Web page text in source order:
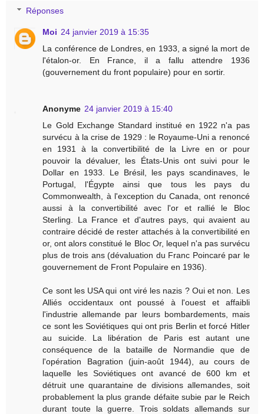
Réponses
Moi 24 janvier 2019 à 15:35
La conférence de Londres, en 1933, a signé la mort de
l'étalon-or. En France, il a fallu attendre 1936
(gouvernement du front populaire) pour en sortir.
Anonyme 24 janvier 2019 à 15:40
Le Gold Exchange Standard institué en 1922 n'a pas
survécu à la crise de 1929 : le Royaume-Uni a renoncé
en 1931 à la convertibilité de la Livre en or pour
pouvoir la dévaluer, les États-Unis ont suivi pour le
Dollar en 1933. Le Brésil, les pays scandinaves, le
Portugal, l'Égypte ainsi que tous les pays du
Commonwealth, à l'exception du Canada, ont renoncé
aussi à la convertibilité avec l'or et rallié le Bloc
Sterling. La France et d'autres pays, qui avaient au
contraire décidé de rester attachés à la convertibilité en
or, ont alors constitué le Bloc Or, lequel n'a pas survécu
plus de trois ans (dévaluation du Franc Poincaré par le
gouvernement de Front Populaire en 1936).
Ce sont les USA qui ont viré les nazis ? Oui et non. Les
Alliés occidentaux ont poussé à l'ouest et affaibli
l'industrie allemande par leurs bombardements, mais
ce sont les Soviétiques qui ont pris Berlin et forcé Hitler
au suicide. La libération de Paris est autant une
conséquence de la bataille de Normandie que de
l'opération Bagration (juin-août 1944), au cours de
laquelle les Soviétiques ont avancé de 600 km et
détruit une quarantaine de divisions allemandes, soit
probablement la plus grande défaite subie par le Reich
durant toute la guerre. Trois soldats allemands sur